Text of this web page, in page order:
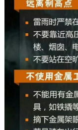
中介服务
政民互动
12345网上接诉即
参与调查
走进北京